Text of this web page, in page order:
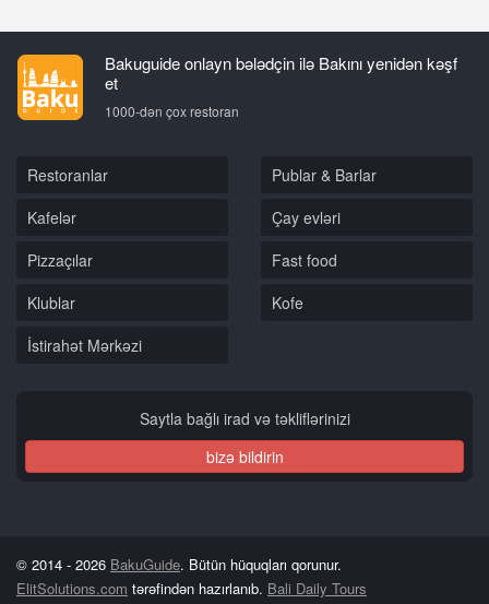
Bakuguide onlayn bələdçin ilə Bakını yenidən kəşf
et
1000-dən çox restoran
Restoranlar
Publar & Barlar
Kafelər
Çay evləri
Pizzaçılar
Fast food
Klublar
Kofe
İstirahət Mərkəzi
Saytla bağlı irad və təkliflərinizi
bizə bildirin
© 2014 - 2026 BakuGuide. Bütün hüquqları qorunur.
ElitSolutions.com tərəfindən hazırlanıb. Bali Daily Tours